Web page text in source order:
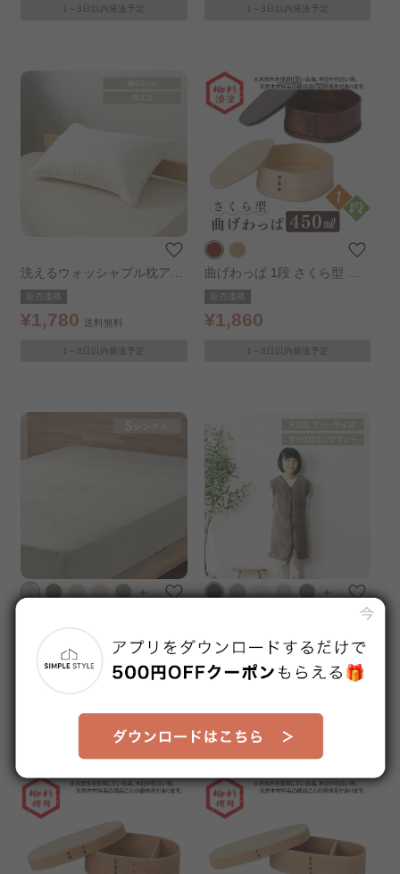
1～3日以内発送予定 1～3日以内発送予定
洗えるウォッシャブル枕アイ
ボリー
販売価格
¥1,780 送料無料
1～3日以内発送予定
曲げわっぱ 1段 さくら型 バ
ンド付き 木目
販売価格
¥1,860
1～3日以内発送予定
＋
イトグレー
販売価格
¥1,880
(5)
【予約】8月下旬ごろ発送予定
＋
¥1,880 送料無料